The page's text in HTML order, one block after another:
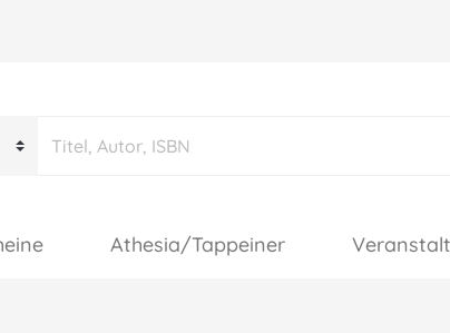
Athesia/Tappeiner